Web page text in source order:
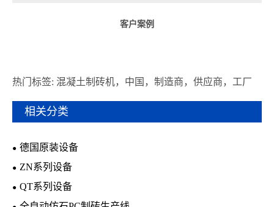
客户案例
热门标签: 混凝土制砖机，中国，制造商，供应商，工厂
相关分类
德国原装设备
ZN系列设备
QT系列设备